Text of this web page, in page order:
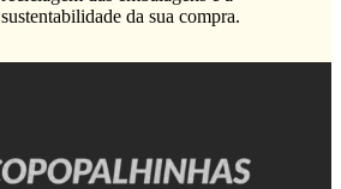
sustentabilidade da sua compra.